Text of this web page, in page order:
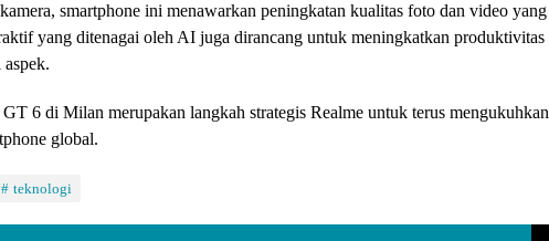
smartphone ini menawarkan peningkatan kualitas foto dan video yang
yang ditenagai oleh AI juga dirancang untuk meningkatkan produktivitas
6 di Milan merupakan langkah strategis Realme untuk terus mengukuhkan
global.
teknologi